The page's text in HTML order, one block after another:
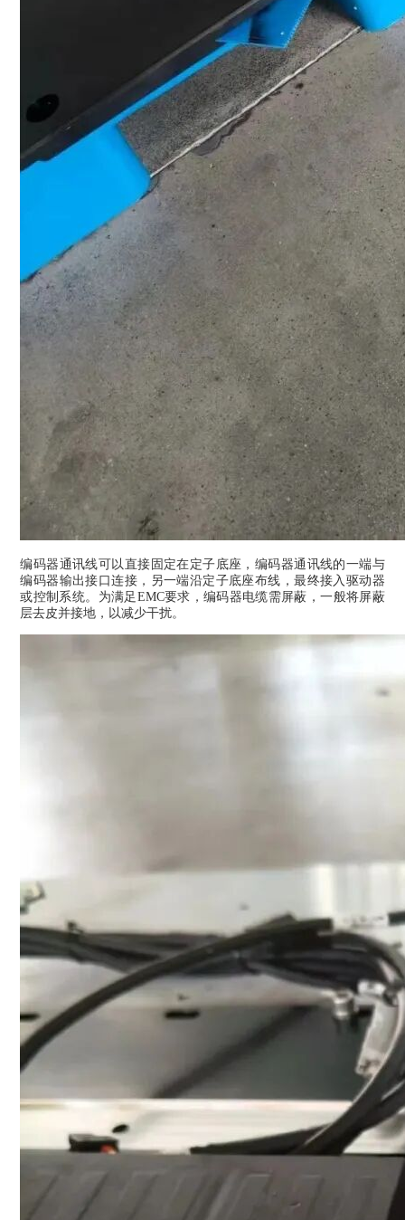
编码器通讯线可以直接固定在定子底座，编码器通讯线的一端与
编码器输出接口连接，另一端沿定子底座布线，最终接入驱动器
或控制系统。为满足EMC要求，编码器电缆需屏蔽，一般将屏蔽
层去皮并接地，以减少干扰。